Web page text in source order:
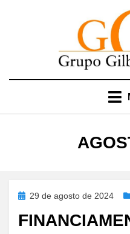
MÊS
:
Posted29 de agosto de 2024